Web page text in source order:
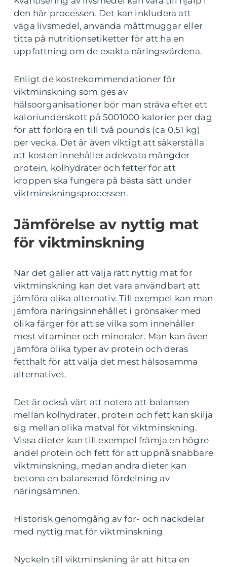
den här processen. Det kan inkludera att
väga livsmedel, använda måttmuggar eller
titta på nutritionsetiketter för att ha en
uppfattning om de exakta näringsvärdena.
Enligt de kostrekommendationer för
viktminskning som ges av
hälsoorganisationer bör man sträva efter ett
kaloriunderskott på 5001000 kalorier per dag
för att förlora en till två pounds (ca 0,51 kg)
per vecka. Det är även viktigt att säkerställa
att kosten innehåller adekvata mängder
protein, kolhydrater och fetter för att
kroppen ska fungera på bästa sätt under
viktminskningsprocessen.
Jämförelse av nyttig mat
för viktminskning
När det gäller att välja rätt nyttig mat för
viktminskning kan det vara användbart att
jämföra olika alternativ. Till exempel kan man
jämföra näringsinnehållet i grönsaker med
olika färger för att se vilka som innehåller
mest vitaminer och mineraler. Man kan även
jämföra olika typer av protein och deras
fetthalt för att välja det mest hälsosamma
alternativet.
Det är också värt att notera att balansen
mellan kolhydrater, protein och fett kan skilja
sig mellan olika matval för viktminskning.
Vissa dieter kan till exempel främja en högre
andel protein och fett för att uppnå snabbare
viktminskning, medan andra dieter kan
betona en balanserad fördelning av
näringsämnen.
Historisk genomgång av för- och nackdelar
med nyttig mat för viktminskning
Nyckeln till viktminskning är att hitta en